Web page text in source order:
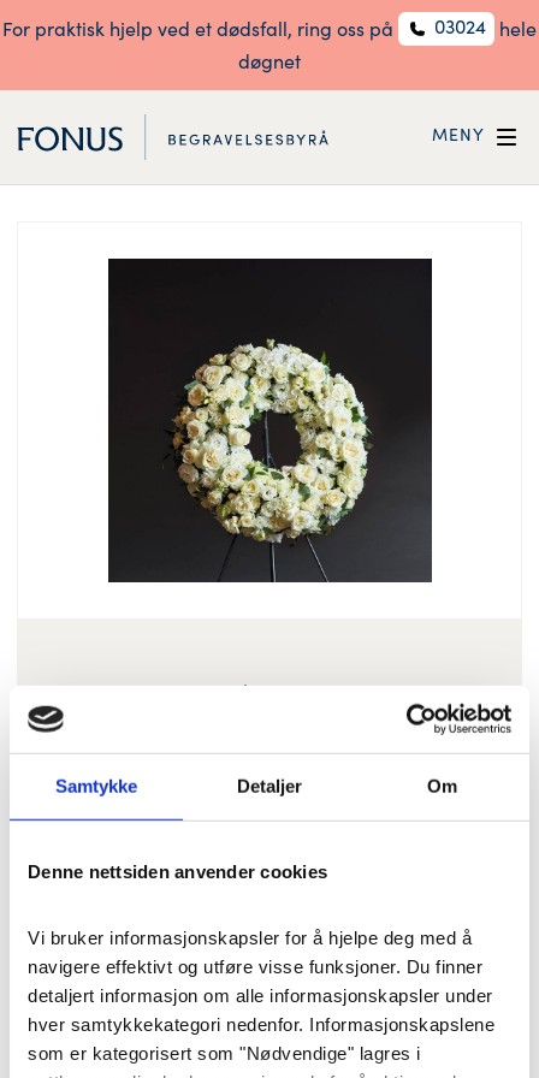
Samtykke Detaljer Om
Denne nettsiden anvender cookies
Vi bruker informasjonskapsler for å hjelpe deg med å
navigere effektivt og utføre visse funksjoner. Du finner
detaljert informasjon om alle informasjonskapsler under
hver samtykkekategori nedenfor. Informasjonskapslene
som er kategorisert som "Nødvendige" lagres i
For praktisk hjelp ved et dødsfall, ring oss på 03024
hele
døgnet
MENY
Krans «Stilrent og klassisk»
str. M (50 cm)
roser, fylte lisianthus og
også anpasses som urnekrans.
Pris: 4000 kr Varenummer: 8268